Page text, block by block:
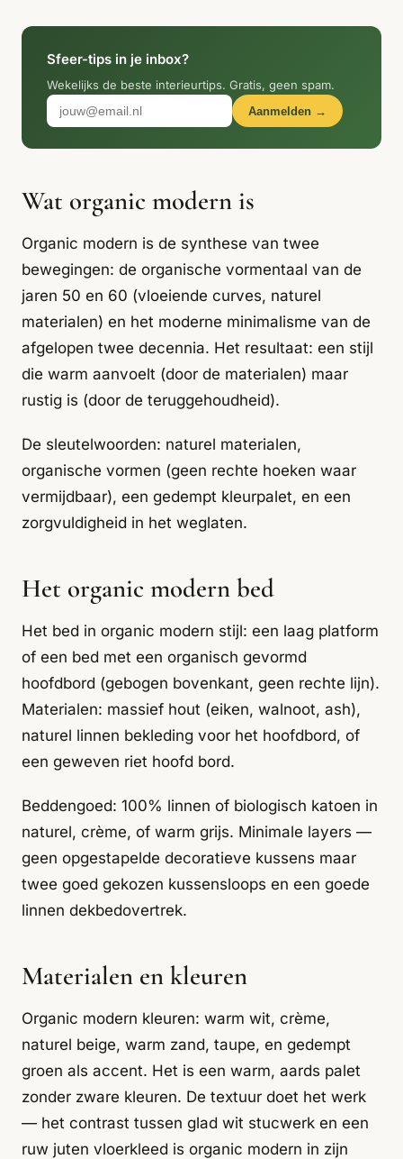
Interieur
Natural Living New Raw
Organic
Modern
2026
Scandinavisch
Sfeer-tips in je inbox?
Wekelijks de beste interieurtips. Gratis, geen spam.
Aanmelden →
Wat organic modern is
Organic modern is de synthese van twee
bewegingen: de organische vormentaal van de
jaren 50 en 60 (vloeiende curves, naturel
materialen) en het moderne minimalisme van de
afgelopen twee decennia. Het resultaat: een stijl
die warm aanvoelt (door de materialen) maar
rustig is (door de teruggehoudheid).
De sleutelwoorden: naturel materialen,
organische vormen (geen rechte hoeken waar
vermijdbaar), een gedempt kleurpalet, en een
zorgvuldigheid in het weglaten.
Het organic modern bed
Het bed in organic modern stijl: een laag platform
of een bed met een organisch gevormd
hoofdbord (gebogen bovenkant, geen rechte lijn).
Materialen: massief hout (eiken, walnoot, ash),
naturel linnen bekleding voor het hoofdbord, of
een geweven riet hoofd bord.
Beddengoed: 100% linnen of biologisch katoen in
naturel, crème, of warm grijs. Minimale layers —
geen opgestapelde decoratieve kussens maar
twee goed gekozen kussensloops en een goede
linnen dekbedovertrek.
Materialen en kleuren
Organic modern kleuren: warm wit, crème,
naturel beige, warm zand, taupe, en gedempt
groen als accent. Het is een warm, aards palet
zonder zware kleuren. De textuur doet het werk
— het contrast tussen glad wit stucwerk en een
ruw juten vloerkleed is organic modern in zijn